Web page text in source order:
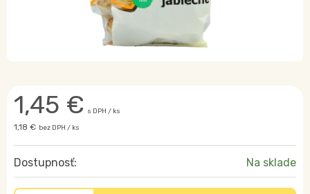
1,45 € s DPH / ks
1,18 € bez DPH / ks
Dostupnosť: Na sklade